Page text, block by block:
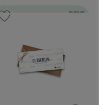
, Kontrollstelle:
DE-ÖKO-006